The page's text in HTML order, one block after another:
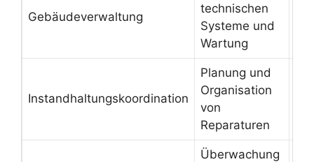
Gebäudeverwaltung
technischen
Systeme und
Wartung
Instandhaltungskoordination
Planung und
Organisation
von
Reparaturen
Überwachung